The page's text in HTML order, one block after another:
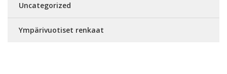
Uncategorized
Ympärivuotiset renkaat